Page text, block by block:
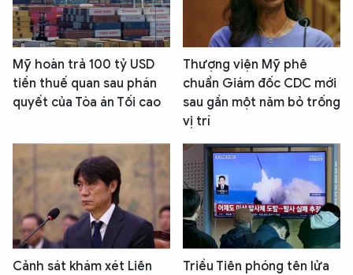
Mỹ hoàn trả 100 tỷ USD
tiền thuế quan sau phán
quyết của Tòa án Tối cao
Thượng viện Mỹ phê
chuẩn Giám đốc CDC mới
sau gần một năm bỏ trống
vị trí
Cảnh sát khám xét Liên
Triều Tiên phóng tên lửa
XIN CHÀO,
TÔI LÀ CHATBOT CỦA
Hãy hỏi tôi bất kỳ điều gì bạn cần biết về
An Ninh Thủ Đô nhé. Tôi sẵn sàng hỗ trợ!